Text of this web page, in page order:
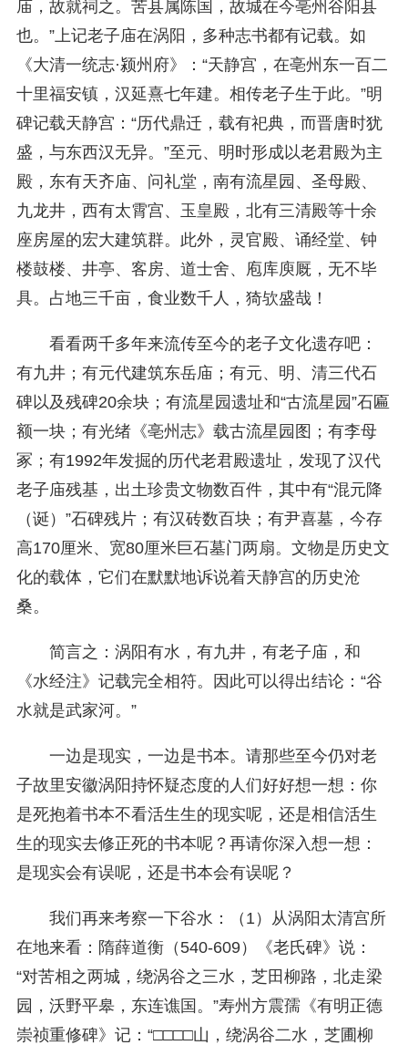
庙，故就祠之。苦县属陈国，故城在今亳州谷阳县
也。”上记老子庙在涡阳，多种志书都有记载。如
《大清一统志·颍州府》：“天静宫，在亳州东一百二
十里福安镇，汉延熹七年建。相传老子生于此。”明
碑记载天静宫：“历代鼎迁，载有祀典，而晋唐时犹
盛，与东西汉无异。”至元、明时形成以老君殿为主
殿，东有天齐庙、问礼堂，南有流星园、圣母殿、
九龙井，西有太霄宫、玉皇殿，北有三清殿等十余
座房屋的宏大建筑群。此外，灵官殿、诵经堂、钟
楼鼓楼、井亭、客房、道士舍、庖库庾厩，无不毕
具。占地三千亩，食业数千人，猗欤盛哉！
看看两千多年来流传至今的老子文化遗存吧：
有九井；有元代建筑东岳庙；有元、明、清三代石
碑以及残碑20余块；有流星园遗址和“古流星园”石匾
额一块；有光绪《亳州志》载古流星园图；有李母
冢；有1992年发掘的历代老君殿遗址，发现了汉代
老子庙残基，出土珍贵文物数百件，其中有“混元降
（诞）”石碑残片；有汉砖数百块；有尹喜墓，今存
高170厘米、宽80厘米巨石墓门两扇。文物是历史文
化的载体，它们在默默地诉说着天静宫的历史沧
桑。
简言之：涡阳有水，有九井，有老子庙，和
《水经注》记载完全相符。因此可以得出结论：“谷
水就是武家河。”
一边是现实，一边是书本。请那些至今仍对老
子故里安徽涡阳持怀疑态度的人们好好想一想：你
是死抱着书本不看活生生的现实呢，还是相信活生
生的现实去修正死的书本呢？再请你深入想一想：
是现实会有误呢，还是书本会有误呢？
我们再来考察一下谷水：（1）从涡阳太清宫所
在地来看：隋薛道衡（540-609）《老氏碑》说：
“对苦相之两城，绕涡谷之三水，芝田柳路，北走梁
园，沃野平皋，东连谯国。”寿州方震孺《有明正德
崇祯重修碑》记：“□□□□山，绕涡谷二水，芝圃柳